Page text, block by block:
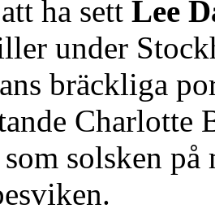
ha sett Lee
under
bräckliga
Charlotte
solsken